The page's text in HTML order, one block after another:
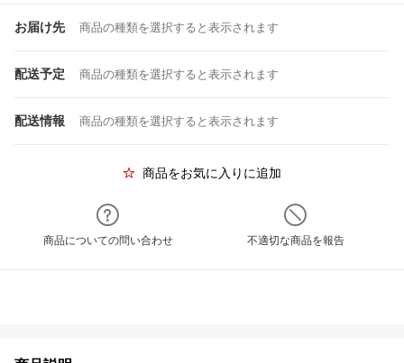
お届け先 商品の種類を選択すると表示されます
配送予定 商品の種類を選択すると表示されます
配送情報 商品の種類を選択すると表示されます
商品をお気に入りに追加
商品についての問い合わせ 不適切な商品を報告